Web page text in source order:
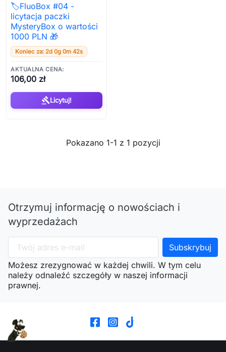
🏷️FluoBox #04 -
licytacja paczki
MysteryBox o wartości
1000 PLN 🎁
Koniec za: 2d 0g 0m 42s
AKTUALNA CENA:
106,00 zł
gavelLicytuj!
Pokazano 1-1 z 1 pozycji
Otrzymuj informację o nowościach i
wyprzedażach
Możesz zrezygnować w każdej chwili. W tym celu
należy odnaleźć szczegóły w naszej informacji
prawnej.